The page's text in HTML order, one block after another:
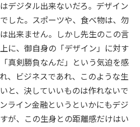
デジタル出来ないだろ。デザイン
した。スポーツや、食べ物は、勿
出来ません。しかし先生のこの言
に、御自身の「デザイン」に対す
真剣勝負なんだ」という気迫を感
、ビジネスであれ、このような生
と、決していいものは作れないで
ライン金融というといかにもデジ
が、この生身との距離感だけはい